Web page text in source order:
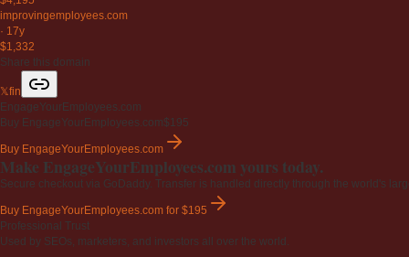
improvingemployees.com
· 17y
$1,332
Share this domain
𝕏fin
EngageYourEmployees.com
Buy EngageYourEmployees.com$195
Buy EngageYourEmployees.com
Make EngageYourEmployees.com yours today.
Secure checkout via GoDaddy. Transfer is handled directly through the world's
Buy EngageYourEmployees.com for $195
Professional Trust
Used by SEOs, marketers, and investors all over the world.